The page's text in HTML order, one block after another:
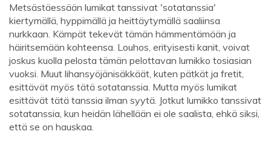
Metsästäessään lumikat tanssivat 'sotatanssia'
kiertymällä, hyppimällä ja heittäytymällä saaliinsa
nurkkaan. Kämpät tekevät tämän hämmentämään ja
häiritsemään kohteensa. Louhos, erityisesti kanit, voivat
joskus kuolla pelosta tämän pelottavan lumikko tosiasian
vuoksi. Muut lihansyöjänisäkkäät, kuten pätkät ja fretit,
esittävät myös tätä sotatanssia. Mutta myös lumikat
esittävät tätä tanssia ilman syytä. Jotkut lumikko tanssivat
sotatanssia, kun heidän lähellään ei ole saalista, ehkä siksi,
että se on hauskaa.